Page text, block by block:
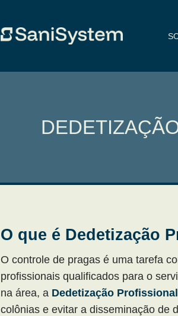
O que é Dedetização
O controle de pragas é uma tarefa
profissionais qualificados para o
na área, a Dedetização Profissional
colônias e evitar a disseminação de